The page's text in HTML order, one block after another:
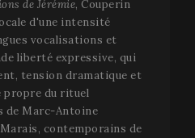
de Jérémie, Couperin
d'une intensité
vocalisations et
liberté expressive, qui
tension dramatique et
propre du rituel
de Marc-Antoine
contemporains de